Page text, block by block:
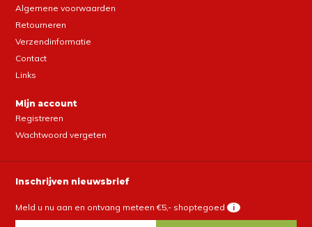
Algemene voorwaarden
Retourneren
Verzendinformatie
Contact
Links
Mijn account
Registreren
Wachtwoord vergeten
Inschrijven nieuwsbrief
Meld u nu aan en ontvang meteen €5,- shoptegoed i